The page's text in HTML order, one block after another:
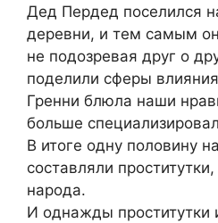
Дед Пердед поселился
деревни, и тем самым
не подозревая друг о
поделили сферы
Гренни блюла наши
больше
В итоге одну половину
составляли
народа.
И однажды проститутки